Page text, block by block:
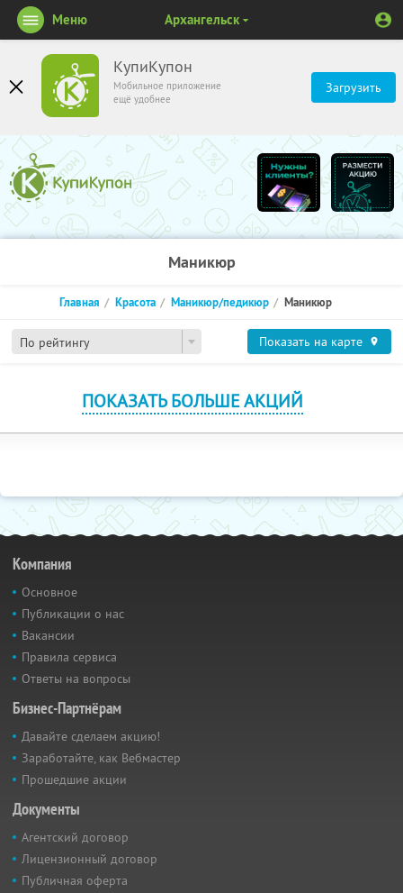
КупиКупон
Мобильное приложение
ещё удобнее
Загрузить
Меню Архангельск
Маникюр
По рейтингу
Главная Красота Маникюр/педикюр Маникюр
Показать на карте
ПОКАЗАТЬ БОЛЬШЕ АКЦИЙ
Компания
Основное
Публикации о нас
Вакансии
Правила сервиса
Ответы на вопросы
Бизнес-Партнёрам
Давайте сделаем акцию!
Заработайте, как Вебмастер
Прошедшие акции
Документы
Агентский договор
Лицензионный договор
Публичная оферта